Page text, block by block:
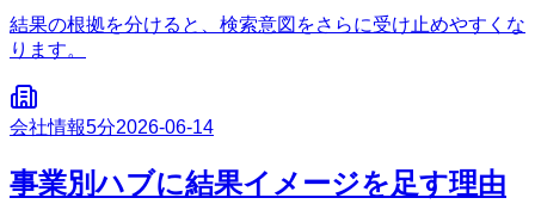
結果の根拠を分けると、検索意図をさらに受け止めやすくな
ります。
会社情報5分2026-06-14
事業別ハブに結果イメージを足す理由